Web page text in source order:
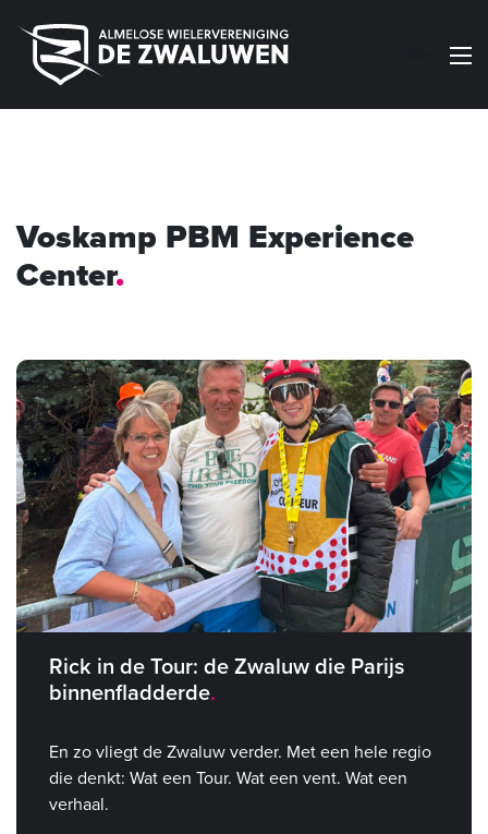
Voskamp PBM Experience
Center
Rick in de Tour: de Zwaluw die Parijs
binnenfladderde
En zo vliegt de Zwaluw verder. Met een hele regio
die denkt: Wat een Tour. Wat een vent. Wat een
verhaal.